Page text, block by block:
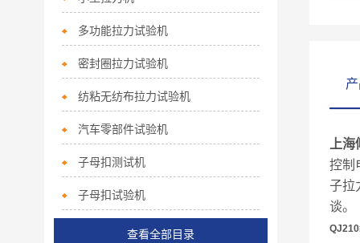
上
控制
子拉
谈。
多功能拉力试验机
密封圈拉力试验机
纺粘无纺布拉力试验机
汽车零部件试验机
子母扣测试机
子母扣试验机
查看全部目录